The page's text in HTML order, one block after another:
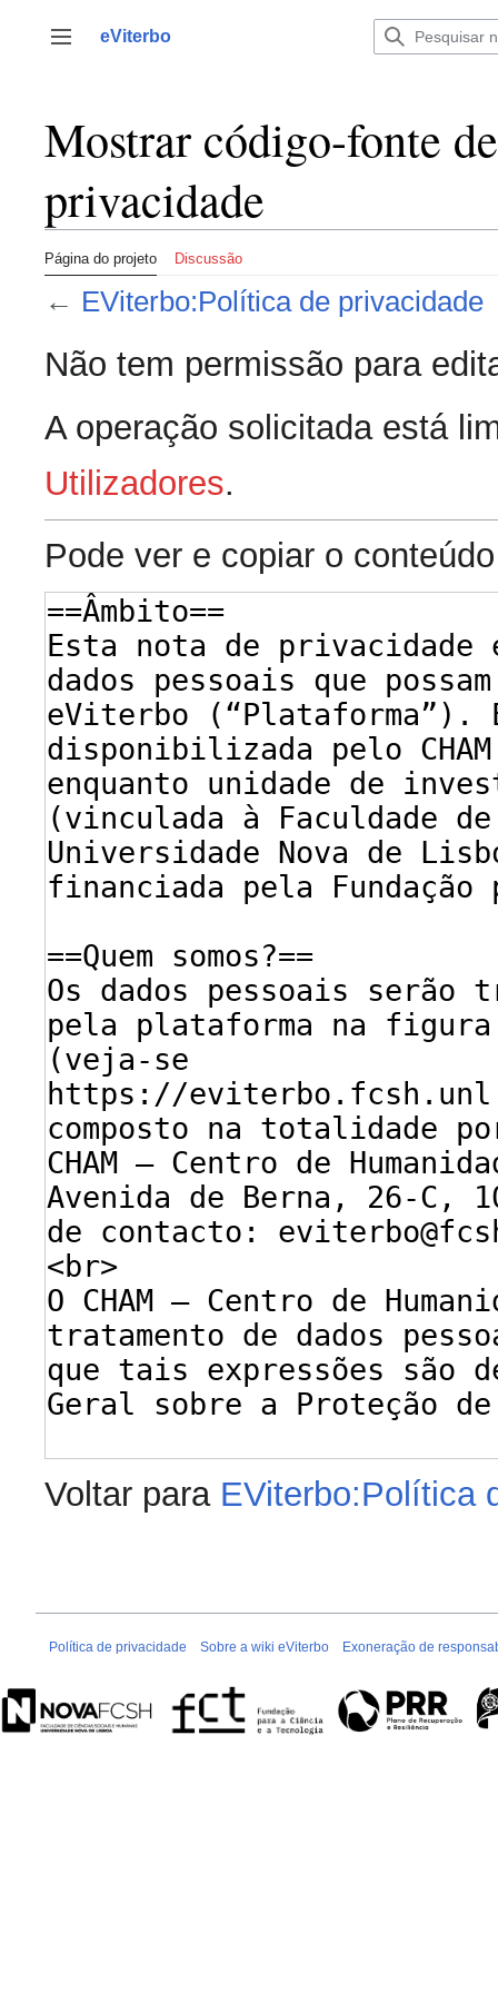
para
Alternar barra lateral
eViterbo
Mostrar código-fonte
privacidade
Página do projeto Discussão
← EViterbo:Política de privacidade
Não tem permissão para
A operação solicitada está
Utilizadores.
Pode ver e copiar o
Voltar para EViterbo:Política
Política de privacidade Sobre a wiki eViterbo Exoneração de